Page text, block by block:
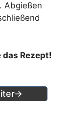
Abgießen
Rezept!